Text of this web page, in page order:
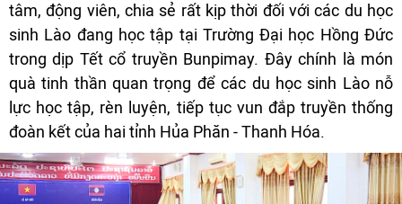
tâm, động viên, chia sẻ rất kịp thời đối với các du học
sinh Lào đang học tập tại Trường Đại học Hồng Đức
trong dịp Tết cổ truyền Bunpimay. Đây chính là món
quà tinh thần quan trọng để các du học sinh Lào nỗ
lực học tập, rèn luyện, tiếp tục vun đắp truyền thống
đoàn kết của hai tỉnh Hủa Phăn - Thanh Hóa.